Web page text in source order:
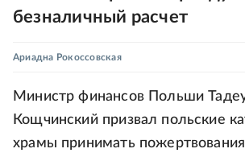
безналичный расчет
Ариадна Рокоссовская
Министр финансов Польши
Кощчинский призвал польские
храмы принимать